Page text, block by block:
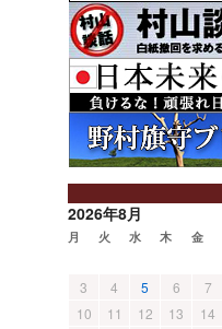
2026年8月
月 火 水 木 金
3
4 5 6 7
10
11 12 13 14